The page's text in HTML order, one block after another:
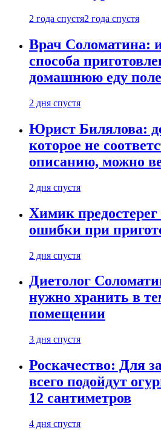
2 года спустя2 года спустя
Врач Соломатина:
способа
домашнюю еду
2 дня спустя
Юрист Билялова:
которое не
описанию, можно
2 дня спустя
Химик предостерег
ошибки при
2 дня спустя
Диетолог
нужно хранить в
помещении
3 дня спустя
Роскачество: Для
всего подойдут
12 сантиметров
4 дня спустя